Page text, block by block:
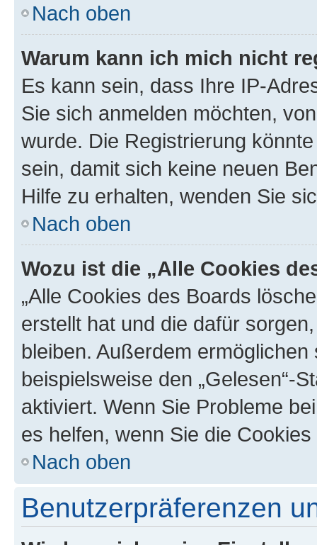
Nach oben
Warum kann ich mich nicht
Es kann sein, dass Ihre IP-
Sie sich anmelden möchten,
wurde. Die Registrierung
sein, damit sich keine neuen
Hilfe zu erhalten, wenden Sie
Nach oben
Wozu ist die „Alle Cookies
„Alle Cookies des Boards
erstellt hat und die dafür
bleiben. Außerdem
beispielsweise den „Gelesen“-
aktiviert. Wenn Sie Probleme
es helfen, wenn Sie die
Nach oben
Benutzerpräferenzen